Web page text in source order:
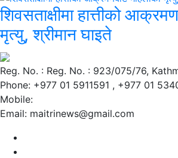
शिवसताक्षीमा हात्तीको
मृत्यु, श्रीमान घाइते
Reg. No. : Reg. No. : 923/075/76,
Phone: +977 01 5911591 , +977 01
Mobile:
Email: maitrinews@gmail.com